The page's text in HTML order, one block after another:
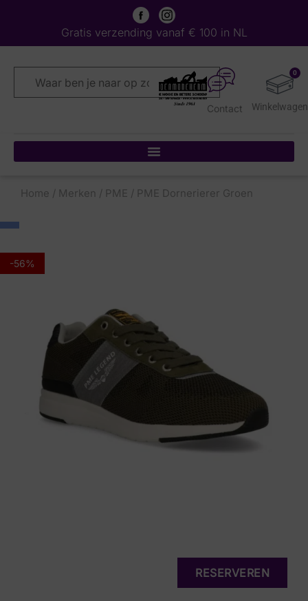
Gratis verzending vanaf € 100 in NL
0
Contact
Home / Merken / PME / PME Dornerierer Groen
-56%
RESERVEREN